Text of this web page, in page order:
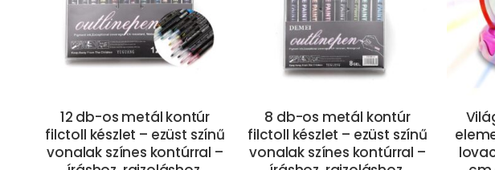
12 db-os metál kontúr
filctoll készlet – ezüst színű
vonalak színes kontúrral –
8 db-os metál kontúr
filctoll készlet – ezüst színű
vonalak színes kontúrral –